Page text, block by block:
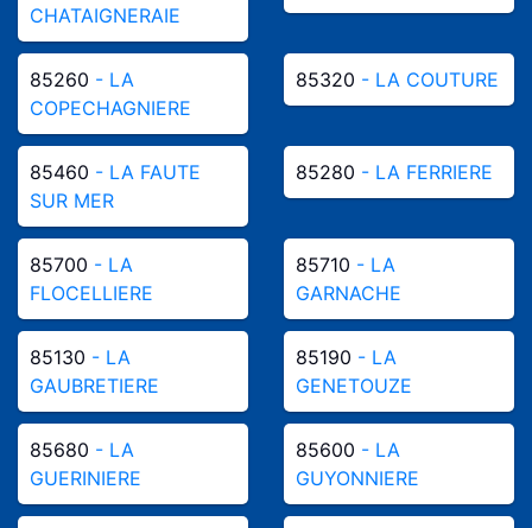
CHATAIGNERAIE
85260 - LA
COPECHAGNIERE
85320 - LA COUTURE
85460 - LA FAUTE
SUR MER
85280 - LA FERRIERE
85700 - LA
FLOCELLIERE
85710 - LA
GARNACHE
85130 - LA
GAUBRETIERE
85190 - LA
GENETOUZE
85680 - LA
GUERINIERE
85600 - LA
GUYONNIERE